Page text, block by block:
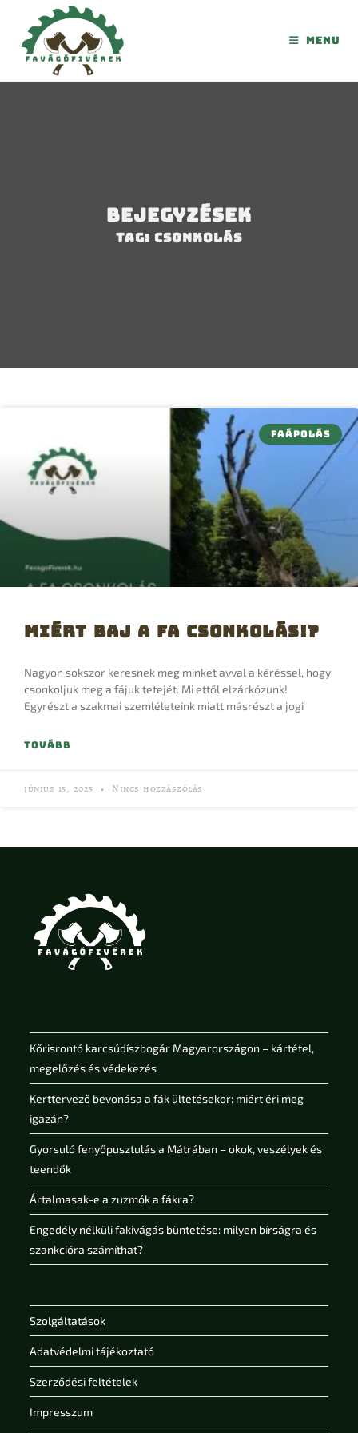
Menu
Bejegyzések
Tag: csonkolás
FAÁPOLÁS
Miért baj a fa csonkolás!?
Nagyon sokszor keresnek meg minket avval a kéréssel, hogy
csonkoljuk meg a fájuk tetejét. Mi ettől elzárkózunk!
Egyrészt a szakmai szemléleteink miatt másrészt a jogi
TOVÁBB
június 15, 2025 Nincs hozzászólás
Kőrisrontó karcsúdíszbogár Magyarországon – kártétel,
megelőzés és védekezés
Kerttervező bevonása a fák ültetésekor: miért éri meg
igazán?
Gyorsuló fenyőpusztulás a Mátrában – okok, veszélyek és
teendők
Ártalmasak-e a zuzmók a fákra?
Engedély nélküli fakivágás büntetése: milyen bírságra és
szankcióra számíthat?
Szolgáltatások
Adatvédelmi tájékoztató
Szerződési feltételek
Impresszum